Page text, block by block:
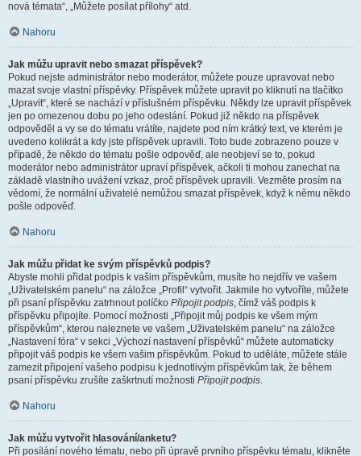
nová témata“, „Můžete posílat přílohy“ atd.
Nahoru
Jak můžu upravit nebo smazat příspěvek?
Pokud nejste administrátor nebo moderátor, můžete pouze upravovat nebo
mazat svoje vlastní příspěvky. Příspěvek můžete upravit po kliknutí na tlačítko
„Upravit“, které se nachází v příslušném příspěvku. Někdy lze upravit příspěvek
jen po omezenou dobu po jeho odeslání. Pokud již někdo na příspěvek
odpověděl a vy se do tématu vrátíte, najdete pod ním krátký text, ve kterém je
uvedeno kolikrát a kdy jste příspěvek upravili. Toto bude zobrazeno pouze v
případě, že někdo do tématu pošle odpověď, ale neobjeví se to, pokud
moderátor nebo administrátor upraví příspěvek, ačkoli ti mohou zanechat na
základě vlastního uvážení vzkaz, proč příspěvek upravili. Vezměte prosím na
vědomí, že normální uživatelé nemůžou smazat příspěvek, když k němu někdo
pošle odpověď.
Nahoru
Jak můžu přidat ke svým příspěvků podpis?
Abyste mohli přidat podpis k vašim příspěvkům, musíte ho nejdřív ve vašem
„Uživatelském panelu“ na záložce „Profil“ vytvořit. Jakmile ho vytvoříte, můžete
při psaní příspěvku zatrhnout políčko Připojit podpis, čímž váš podpis k
příspěvku připojíte. Pomocí možnosti „Připojit můj podpis ke všem mým
příspěvkům“, kterou naleznete ve vašem „Uživatelském panelu“ na záložce
„Nastavení fóra“ v sekci „Výchozí nastavení příspěvků“ můžete automaticky
připojit váš podpis ke všem vašim příspěvkům. Pokud to uděláte, můžete stále
zamezit připojení vašeho podpisu k jednotlivým příspěvkům tak, že během
psaní příspěvku zrušíte zaškrtnutí možnosti Připojit podpis.
Nahoru
Jak můžu vytvořit hlasování/anketu?
Při posílání nového tématu, nebo při úpravě prvního příspěvku tématu, klikněte